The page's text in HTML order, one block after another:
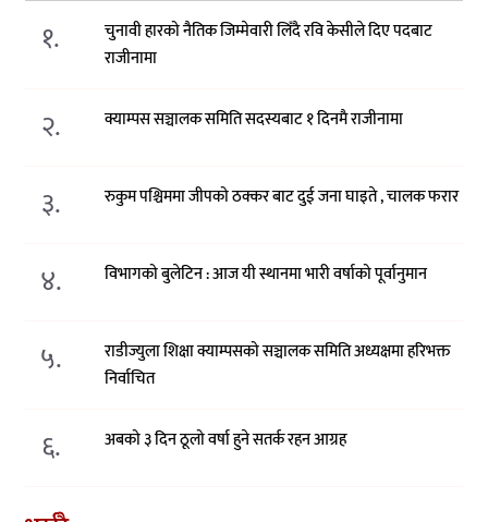
१.
चुनावी हारको नैतिक जिम्मेवारी लिँदै रवि केसीले दिए पदबाट
राजीनामा
२. क्याम्पस सञ्चालक समिति सदस्यबाट १ दिनमै राजीनामा
३. रुकुम पश्चिममा जीपको ठक्कर बाट दुई जना घाइते , चालक फरार
४. विभागको बुलेटिन : आज यी स्थानमा भारी वर्षाको पूर्वानुमान
५.
राडीज्युला शिक्षा क्याम्पसको सञ्चालक समिति अध्यक्षमा हरिभक्त
निर्वाचित
६. अबको ३ दिन ठूलो वर्षा हुने सतर्क रहन आग्रह